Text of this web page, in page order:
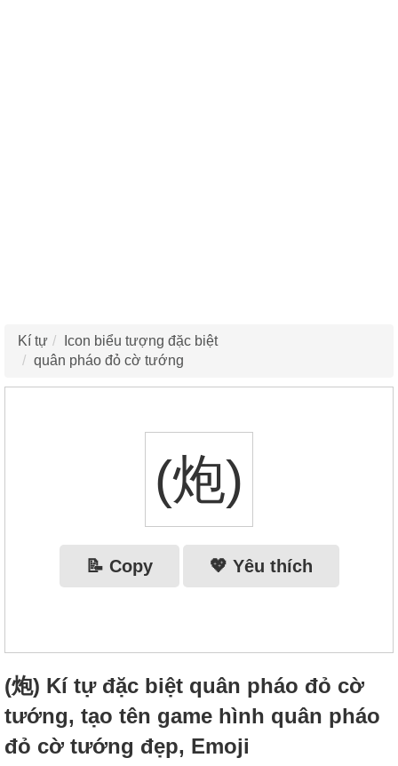
Kí tự
Icon biểu tượng đặc biệt
quân pháo đỏ cờ tướng
(炮)
📝 Copy 💖 Yêu thích
(炮) Kí tự đặc biệt quân pháo đỏ cờ
tướng, tạo tên game hình quân pháo
đỏ cờ tướng đẹp, Emoji